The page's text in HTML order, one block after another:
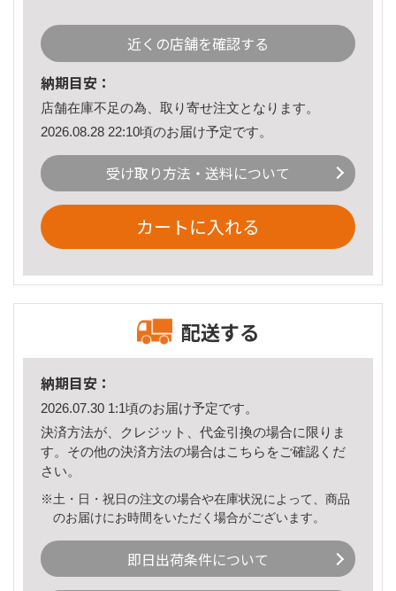
近くの店舗を確認する
納期目安：
店舗在庫不足の為、取り寄せ注文となります。
2026.08.28 22:10頃のお届け予定です。
受け取り方法・送料について
カートに入れる
配送する
納期目安：
2026.07.30 1:1頃のお届け予定です。
決済方法が、クレジット、代金引換の場合に限りま
す。その他の決済方法の場合はこちら をご確認くだ
さい。
※土・日・祝日の注文の場合や在庫状況によって、商品
のお届けにお時間をいただく場合がございます。
即日出荷条件について